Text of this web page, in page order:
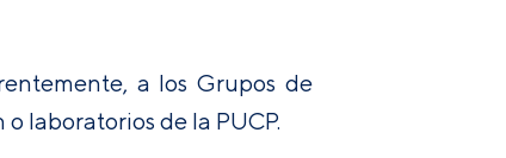
a los Grupos de
laboratorios de la PUCP.